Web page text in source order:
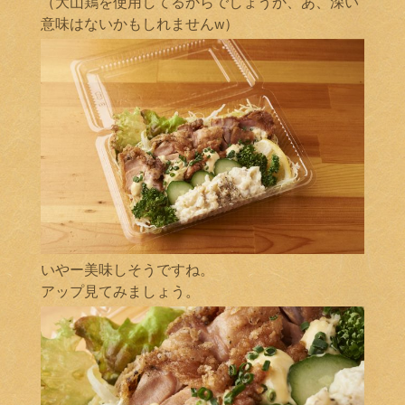
意味はないかもしれませんw）
いやー美味しそうですね。
アップ見てみましょう。